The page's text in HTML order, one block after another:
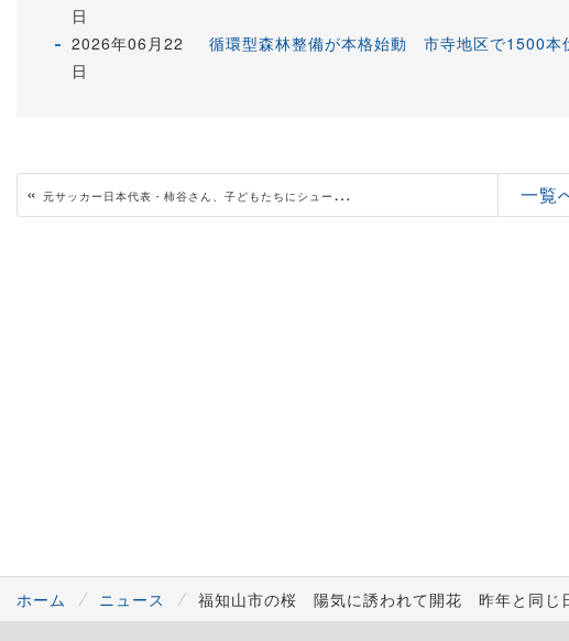
日
2026年06月22
日
循環型森林整備が本格始動 市寺地区で1500
« 元サッカー日本代表・柿谷さん、子どもたちにシュート指導 プロめざす心構えも説く 一覧
ホーム ニュース 福知山市の桜 陽気に誘われて開花 昨年と同じ